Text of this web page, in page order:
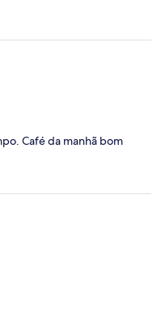
Café da manhã bom